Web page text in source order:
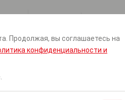
Продолжая, вы соглашаетесь на
конфиденциальности и
средства
и время возврата